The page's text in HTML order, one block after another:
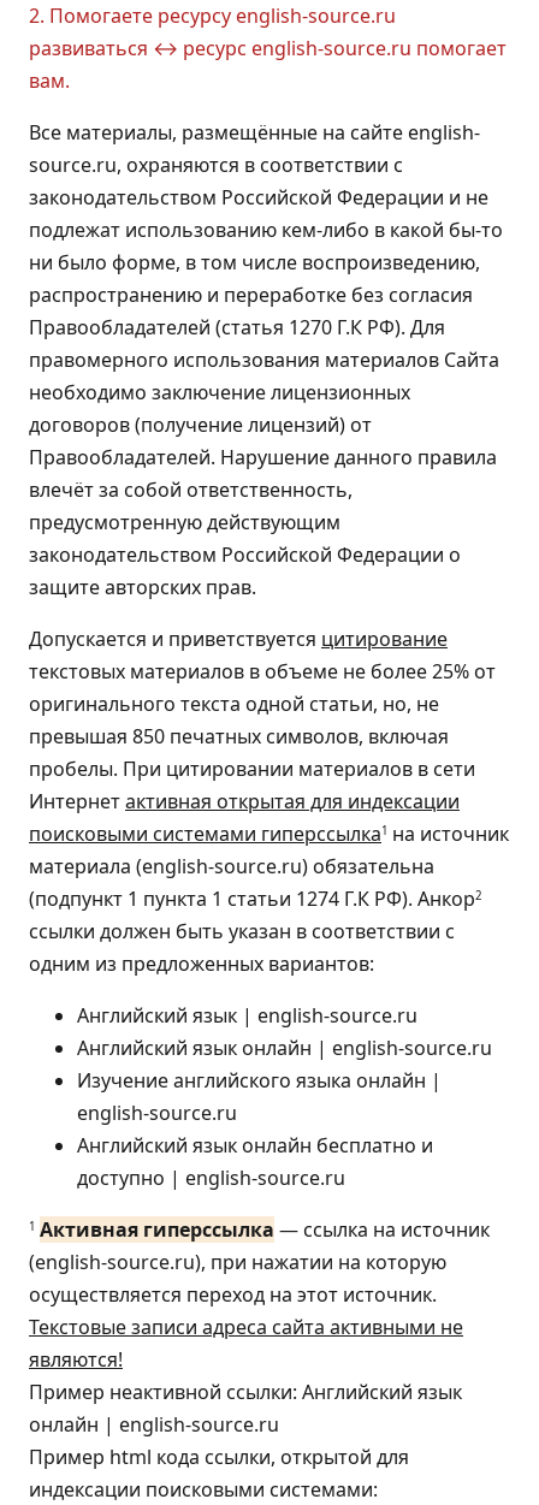
2. Помогаете ресурсу english-source.ru
развиваться ↔ ресурс english-source.ru помогает
вам.
Все материалы, размещённые на сайте english-
source.ru, охраняются в соответствии с
законодательством Российской Федерации и не
подлежат использованию кем-либо в какой бы-то
ни было форме, в том числе воспроизведению,
распространению и переработке без согласия
Правообладателей (статья 1270 Г.К РФ). Для
правомерного использования материалов Сайта
необходимо заключение лицензионных
договоров (получение лицензий) от
Правообладателей. Нарушение данного правила
влечёт за собой ответственность,
предусмотренную действующим
законодательством Российской Федерации о
защите авторских прав.
Допускается и приветствуется цитирование
текстовых материалов в объеме не более 25% от
оригинального текста одной статьи, но, не
превышая 850 печатных символов, включая
пробелы. При цитировании материалов в сети
Интернетактивная открытая для индексации
поисковыми системами гиперссылка1 на источник
материала (english-source.ru) обязательна
(подпункт 1 пункта 1 статьи 1274 Г.К РФ). Анкор2
ссылки должен быть указан в соответствии с
одним из предложенных вариантов:
Английский язык | english-source.ru
Английский язык онлайн | english-source.ru
Изучение английского языка онлайн |
english-source.ru
Английский язык онлайн бесплатно и
доступно | english-source.ru
1 Активная гиперссылка — ссылка на источник
(english-source.ru), при нажатии на которую
осуществляется переход на этот источник.
Текстовые записи адреса сайта активными не
являются!
Пример неактивной ссылки: Английский язык
онлайн | english-source.ru
Пример html кода ссылки, открытой для
индексации поисковыми системами: